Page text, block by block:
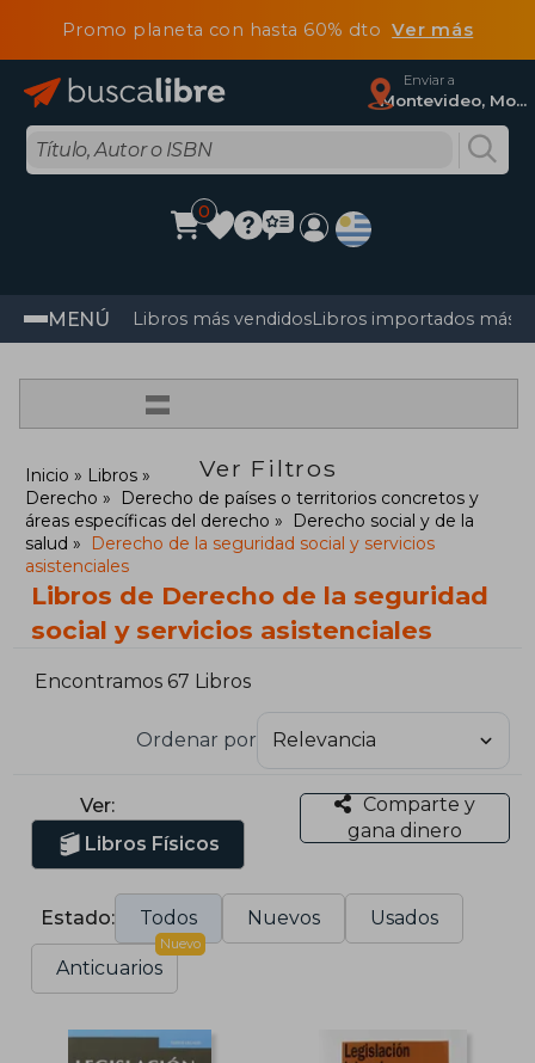
Promo planeta con hasta 60% dtoVer más
Enviar a
Montevideo, Montevideo
0
MENÚ Libros más vendidosLibros importados más
=
Ver Filtros
Inicio
Libros
Derecho
Derecho de países o territorios concretos y
áreas específicas del derecho
Derecho social y de la
salud
Derecho de la seguridad social y servicios
asistenciales
Libros de Derecho de la seguridad
social y servicios asistenciales
Encontramos 67 Libros
Ordenar por
Ver:
Libros Físicos
Comparte y
gana dinero
Estado: Todos Nuevos Usados
Anticuarios
Nuevo